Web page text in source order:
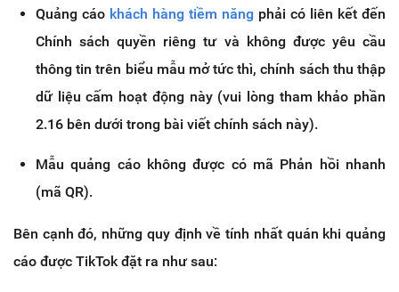
Quảng cáo khách hàng tiềm năng phải có liên kết đến
Chính sách quyền riêng tư và không được yêu cầu
thông tin trên biểu mẫu mở tức thì, chính sách thu thập
dữ liệu cấm hoạt động này (vui lòng tham khảo phần
2.16 bên dưới trong bài viết chính sách này).
Mẫu quảng cáo không được có mã Phản hồi nhanh
(mã QR).
Bên cạnh đó, những quy định về tính nhất quán khi quảng
cáo được TikTok đặt ra như sau: